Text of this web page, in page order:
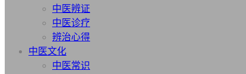
中医辨证
中医诊疗
辨治心得
中医文化
中医常识